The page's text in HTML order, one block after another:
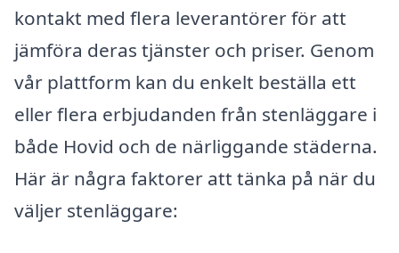
kontakt med flera leverantörer för att
jämföra deras tjänster och priser. Genom
vår plattform kan du enkelt beställa ett
eller flera erbjudanden från stenläggare i
både Hovid och de närliggande städerna.
Här är några faktorer att tänka på när du
väljer stenläggare: